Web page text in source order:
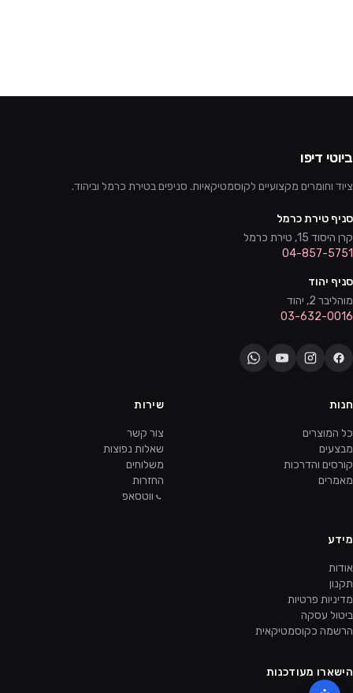
ביוטי דיפו
ציוד וחומרים מקצועיים לקוסמטיקאיות. סניפים בטירת כרמל וביהוד.
סניף טירת כרמל
קרן היסוד 15, טירת כרמל
04-857-5751
סניף יהוד
מוהליבר 2, יהוד
03-632-0016
חנות
כל המוצרים
מבצעים
קורסים והדרכות
מאמרים
שירות
צור קשר
שאלות נפוצות
משלוחים
החזרות
ווטסאפ
מידע
אודות
תקנון
מדיניות פרטיות
ביטול עסקה
הרשמה כקוסמטיקאית
הישארו מעודכנות